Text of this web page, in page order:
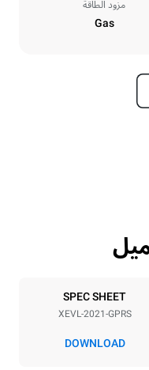
مزود الطاقة
Gas
GN 2/1
SPEC SHEET
XEVL-2021-GPRS
DOWNLOAD